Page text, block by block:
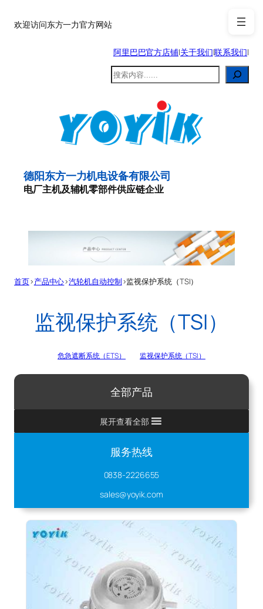
至欢迎访问东方一力官方网站
阿里巴巴官方店铺|关于我们|联系我们|
搜
索
德阳东方一力机电设备有限公司
电厂主机及辅机零部件供应链企业
首页>产品中心>汽轮机自动控制>监视保护系统（TSI）
监视保护系统（TSI）
危急遮断系统（ETS） 监视保护系统（TSI）
全部产品
展开查看全部
服务热线
0838-2226655
sales@yoyik.com